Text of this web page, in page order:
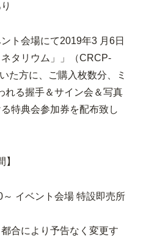
ト会場にて2019年3 月6日
タリウム」」（CRCP-
た方に、ご購入枚数分、ミ
れる握手＆サイン会＆写真
特典会参加券を配布致し
】
イベント会場 特設即売所
合により予告なく変更す